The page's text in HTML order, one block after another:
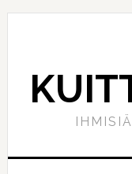
Hyppää
Hyppää